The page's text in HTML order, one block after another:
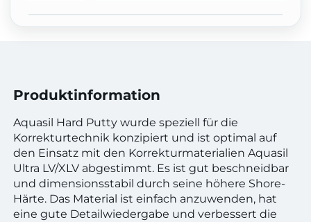
Produktinformation
Aquasil Hard Putty wurde speziell für die
Korrekturtechnik konzipiert und ist optimal auf
den Einsatz mit den Korrekturmaterialien Aquasil
Ultra LV/XLV abgestimmt. Es ist gut beschneidbar
und dimensionsstabil durch seine höhere Shore-
Härte. Das Material ist einfach anzuwenden, hat
eine gute Detailwiedergabe und verbessert die